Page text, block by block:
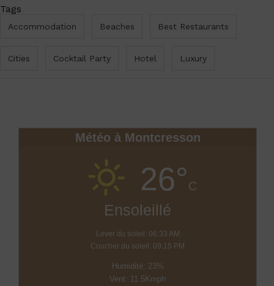
Tags
Accommodation Beaches Best Restaurants
Cities Cocktail Party Hotel Luxury
Météo à Montcresson
26°C
Ensoleillé
Lever du soleil: 06:33 AM
Coucher du soleil: 09:15 PM
Humidité: 23%
Vent: 11.5Kmph